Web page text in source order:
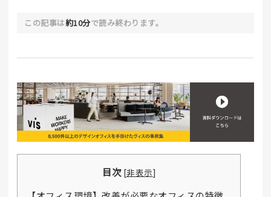
この記事は約10分で読み終わります。
目次 [非表示]